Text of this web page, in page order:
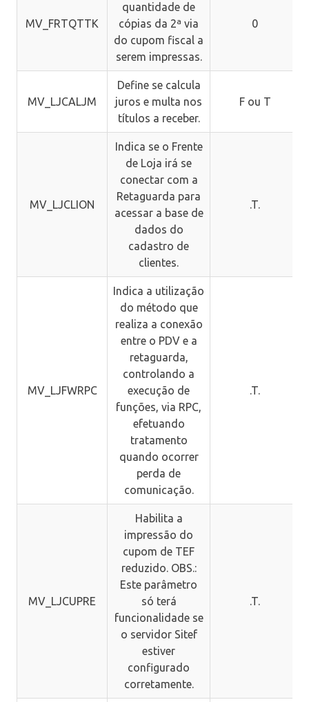
MV_FRTQTTK
quantidade de
cópias da 2ª via
do cupom fiscal a
serem impressas.
0
MV_LJCALJM
Define se calcula
juros e multa nos
títulos a receber.
F ou T
MV_LJCLION
Indica se o Frente
de Loja irá se
conectar com a
Retaguarda para
acessar a base de
dados do
cadastro de
clientes.
.T.
MV_LJFWRPC
Indica a utilização
do método que
realiza a conexão
entre o PDV e a
retaguarda,
controlando a
execução de
funções, via RPC,
efetuando
tratamento
quando ocorrer
perda de
comunicação.
.T.
MV_LJCUPRE
Habilita a
impressão do
cupom de TEF
reduzido. OBS.:
Este parâmetro
só terá
funcionalidade se
o servidor Sitef
estiver
configurado
corretamente.
.T.